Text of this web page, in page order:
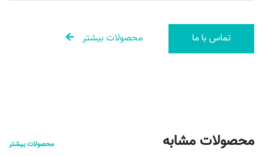
تماس با ما محصولات بیشتر
محصولات مشابه محصولات بیشتر